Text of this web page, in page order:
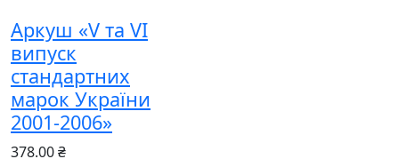
Аркуш «V та VI
випуск
стандартних
марок України
2001-2006»
378.00 ₴